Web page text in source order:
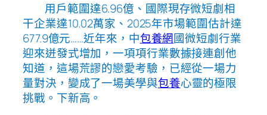
用戶範圍達6.96億、國際現存微短劇相
干企業達10.02萬家、2025年市場範圍估計達
677.9億元……近年來，中包養網國微短劇行業
迎來迸發式增加，一項項行業數據接連創他
知道，這場荒謬的戀愛考驗，已經從一場力
量對決，變成了一場美學與包養心靈的極限
挑戰。下新高。